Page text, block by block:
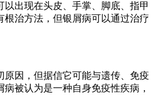
出现在头皮、手掌、脚底、指甲
根治方法，但银屑病可以通过治疗
原因，但据信它可能与遗传、免疫
被认为是一种自身免疫性疾病，